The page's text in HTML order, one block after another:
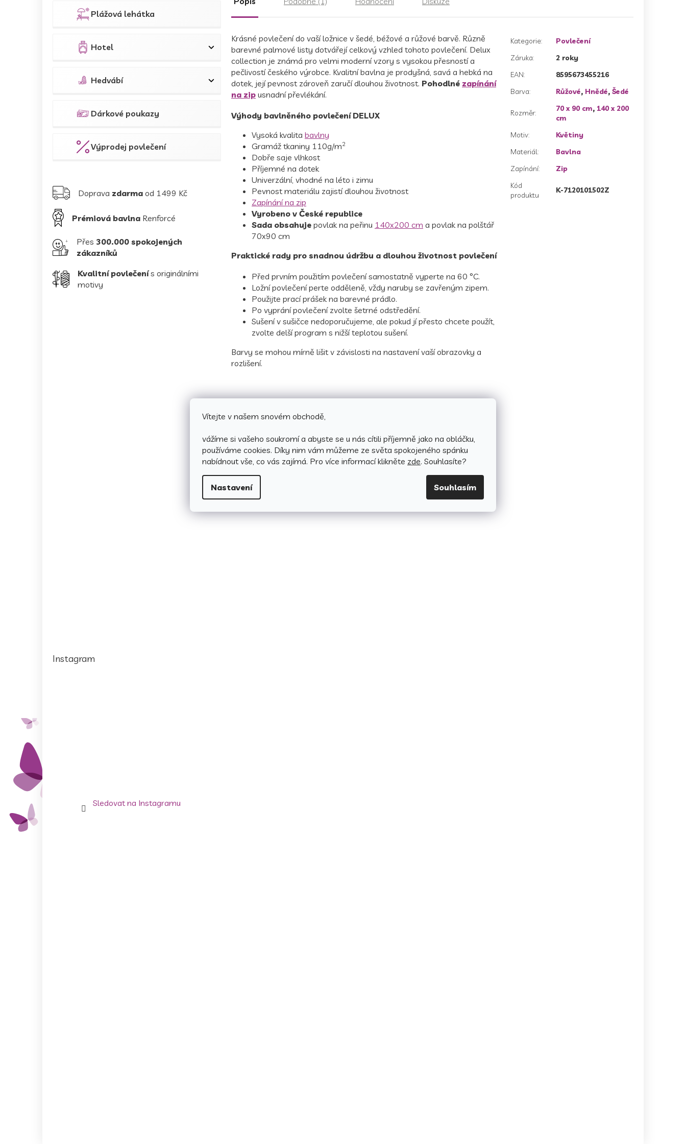
Vítejte v našem snovém obchodě,
vážíme si vašeho soukromí a abyste se u nás cítili příjemně jako na obláčku,
používáme cookies. Díky nim vám můžeme ze světa spokojeného spánku
nabídnout vše, co vás zajímá. Pro více informací klikněte zde. Souhlasíte?
Nastavení Souhlasím
Plážová lehátka
Hotel
Hedvábí
Dárkové poukazy
Výprodej povlečení
Doprava zdarma od 1499 Kč
Prémiová bavlna Renforcé
Přes 300.000 spokojených
zákazníků
Kvalitní povlečenís originálními
motivy
Instagram
Sledovat na Instagramu
Krásné povlečení do vaší ložnice v šedé, béžové a růžové barvě. Různě
barevné palmové listy dotvářejí celkový vzhled tohoto povlečení. Delux
collection je známá pro velmi moderní vzory s vysokou přesností a
pečlivostí českého výrobce. Kvalitní bavlna je prodyšná, savá a hebká na
dotek, její pevnost zároveň zaručí dlouhou životnost. Pohodlné zapínání
na zip usnadní převlékání.
Výhody bavlněného povlečení DELUX
Vysoká kvalita bavlny
Gramáž tkaniny 110g/m2
Dobře saje vlhkost
Příjemné na dotek
Univerzální, vhodné na léto i zimu
Pevnost materiálu zajistí dlouhou životnost
Zapínání na zip
Vyrobeno v České republice
Sada obsahuje povlak na peřinu 140x200 cm a povlak na polštář
70x90 cm
Praktické rady pro snadnou údržbu a dlouhou životnost povlečení
Před prvním použitím povlečení samostatně vyperte na 60 °C.
Ložní povlečení perte odděleně, vždy naruby se zavřeným zipem.
Použijte prací prášek na barevné prádlo.
Po vyprání povlečení zvolte šetrné odstředění.
Sušení v sušičce nedoporučujeme, ale pokud jí přesto chcete použít,
zvolte delší program s nižší teplotou sušení.
Barvy se mohou mírně lišit v závislosti na nastavení vaší obrazovky a
rozlišení.
Kategorie:
Povlečení
Záruka:
2 roky
EAN:
8595673455216
Barva: Růžové, Hnědé,Šedé
Rozměr: 70 x 90 cm,140 x 200
cm
Motiv:
Květiny
Materiál:
Bavlna
Zapínání:
Zip
Kód
produktu
K-7120101502Z